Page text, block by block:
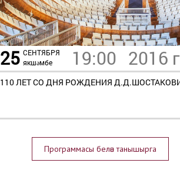
25 СЕНТЯБРЯ
якшәмбе
19:00 2016
110 ЛЕТ СО ДНЯ РОЖДЕНИЯ
Программасы белән танышырга